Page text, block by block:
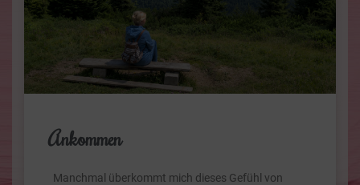
Ankommen
Manchmal überkommt mich dieses Gefühl von